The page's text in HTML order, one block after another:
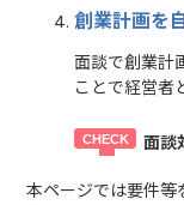
創業計画を
面談で創業計
ことで経営者
面談
本ページでは要件等